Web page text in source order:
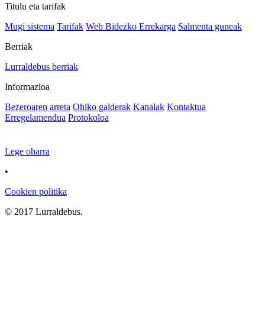
Titulu eta tarifak
Mugi sistema Tarifak Web Bidezko Errekarga Salmenta guneak
Berriak
Lurraldebus berriak
Informazioa
Bezeroaren arreta Ohiko galderak Kanalak Kontaktua
Erregelamendua Protokoloa
Lege oharra
•
Cookien politika
© 2017 Lurraldebus.